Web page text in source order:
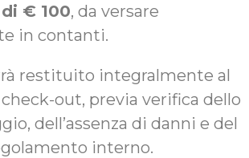
€ 100, da versare
in contanti.
restituito integralmente al
out, previa verifica dello
dell’assenza di danni e del
interno.